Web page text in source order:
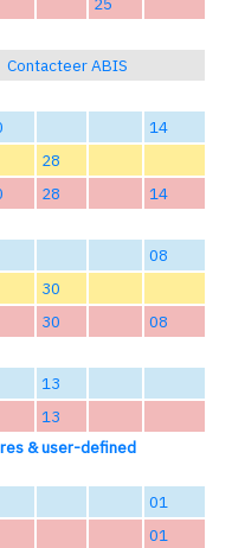
Contacteer ABIS
14
28
28
14
08
30
30
08
13
13
& user-defined
01
01